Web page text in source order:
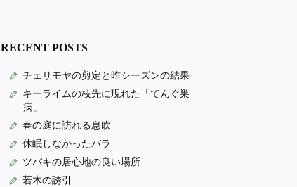
RECENT POSTS
チェリモヤの剪定と昨シーズンの結果
キーライムの枝先に現れた「てんぐ巣
病」
春の庭に訪れる息吹
休眠しなかったバラ
ツバキの居心地の良い場所
若木の誘引